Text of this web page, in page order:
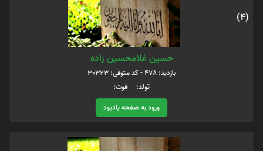
(4)
حسین غلامحسین زاده
بازدید: 478 - کد متوفی: 30323
تولد: فوت:
ورود به صفحه یادبود